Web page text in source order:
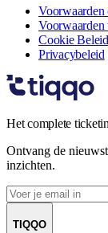
Voorwaarden
Voorwaarden
Cookie Beleid
Privacybeleid
Het complete
Ontvang de
inzichten.
TIQQO